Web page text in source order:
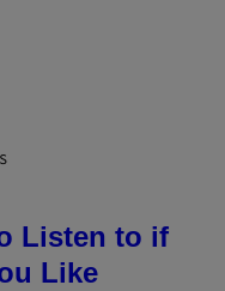
Listen to if
Like